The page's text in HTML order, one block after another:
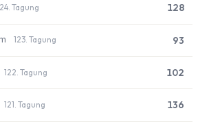
Tagung 128
123. Tagung 93
122. Tagung 102
121. Tagung 136